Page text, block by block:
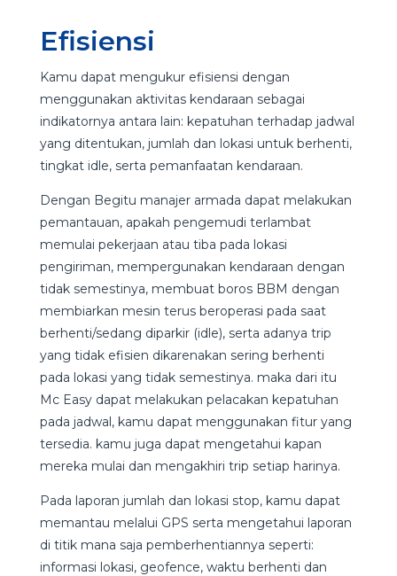
Efisiensi
Kamu dapat mengukur efisiensi dengan
menggunakan aktivitas kendaraan sebagai
indikatornya antara lain: kepatuhan terhadap jadwal
yang ditentukan, jumlah dan lokasi untuk berhenti,
tingkat idle, serta pemanfaatan kendaraan.
Dengan Begitu manajer armada dapat melakukan
pemantauan, apakah pengemudi terlambat
memulai pekerjaan atau tiba pada lokasi
pengiriman, mempergunakan kendaraan dengan
tidak semestinya, membuat boros BBM dengan
membiarkan mesin terus beroperasi pada saat
berhenti/sedang diparkir (idle), serta adanya trip
yang tidak efisien dikarenakan sering berhenti
pada lokasi yang tidak semestinya. maka dari itu
Mc Easy dapat melakukan pelacakan kepatuhan
pada jadwal, kamu dapat menggunakan fitur yang
tersedia. kamu juga dapat mengetahui kapan
mereka mulai dan mengakhiri trip setiap harinya.
Pada laporan jumlah dan lokasi stop, kamu dapat
memantau melalui GPS serta mengetahui laporan
di titik mana saja pemberhentiannya seperti:
informasi lokasi, geofence, waktu berhenti dan